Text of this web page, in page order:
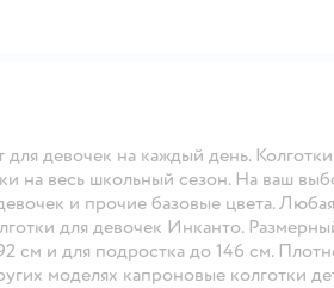
девочек на каждый день.
на весь школьный сезон. На ваш
и прочие базовые цвета.
для девочек Инканто.
см и для подростка до 146 см.
моделях капроновые колготки